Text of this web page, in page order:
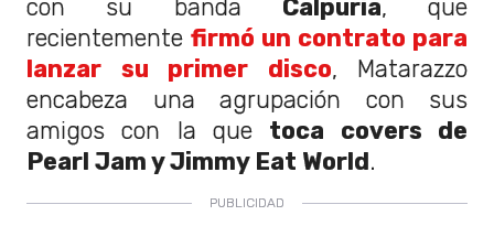
con su banda Calpuria, que
recientemente firmó un contrato para
lanzar su primer disco, Matarazzo
encabeza una agrupación con sus
amigos con la que toca covers de
Pearl Jam y Jimmy Eat World.